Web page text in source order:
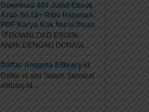
Download 400 Judul Ebook
Anak Isi 10+ Ribu Halaman
PDF Karya Kak Nurul Ihsan
DOWNLOAD EBOOK
ANAK DENGAN DONASI...
Daftar Anggota Elibrary.id
Daftar di sini Salam Sahabat
elibrary.id...